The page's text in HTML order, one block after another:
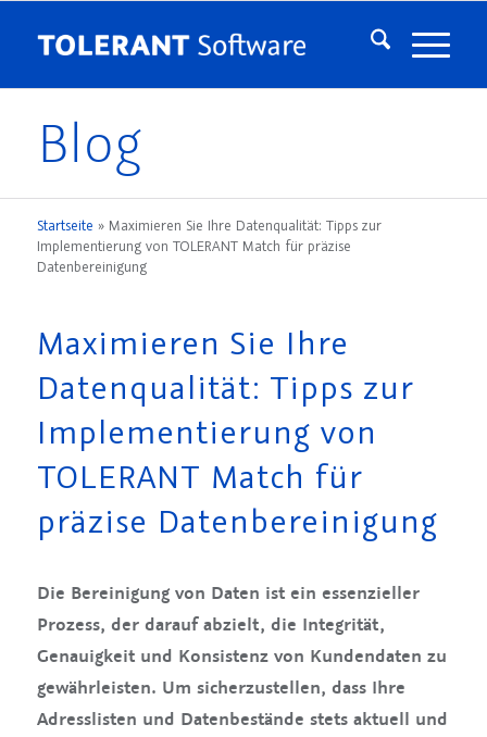
Blog
Startseite » Maximieren Sie Ihre Datenqualität: Tipps zur
Implementierung von TOLERANT Match für präzise
Datenbereinigung
Maximieren Sie Ihre
Datenqualität: Tipps zur
Implementierung von
TOLERANT Match für
präzise Datenbereinigung
Die Bereinigung von Daten ist ein essenzieller
Prozess, der darauf abzielt, die Integrität,
Genauigkeit und Konsistenz von Kundendaten zu
gewährleisten. Um sicherzustellen, dass Ihre
Adresslisten und Datenbestände stets aktuell und